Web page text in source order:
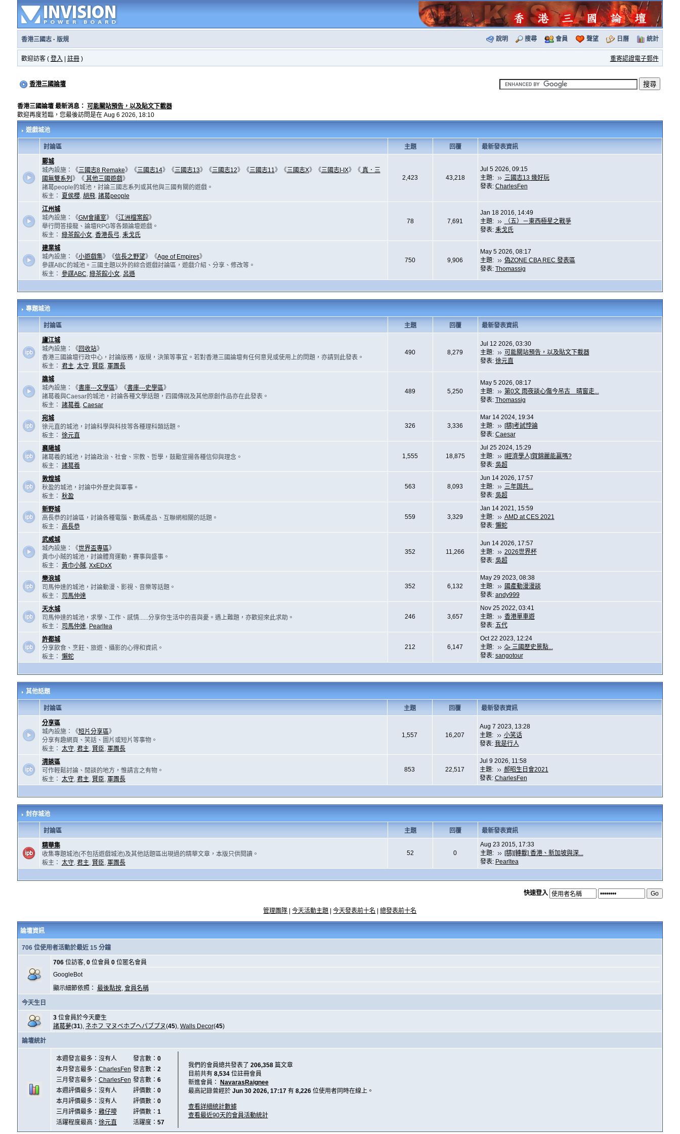
香港三國志· 版規 說明 搜尋 會員 聲望 日曆 統計
歡迎訪客 ( 登入 註冊) 重寄認證電子郵件
香港三國論壇
香港三國論壇 最新消息： 可能關站預告，以及貼文下載器
歡迎再度蒞臨，您最後訪問是在 Aug 6 2026, 18:10
遊戲城池
討論區 主題 回覆 最新發表資訊
鄴城
城內設施：《三國志8 Remake》《三國志14》《三國志13》《三國志12》《三國志11》《三國志X》《三國志I-IX》《真．三
國無雙系列 》《其他三國遊戲》
諸葛people的城池，討論三國志系列或其他與三國有關的遊戲。
板主：
夏侯櫻, 胡飛, 諸葛people
2,423 43,218
Jul 5 2026, 09:15
主題:
三國志13 幾好玩
發表: CharlesFen
江州城
城內設施：《GM會議室》《江洲檔案館》
舉行問答接龍、論壇RPG等各類論壇遊戲。
板主： 綠茶館小女, 香港長弓, 耒戈氏
78 7,691
Jan 18 2016, 14:49
主題:
（五）－東西極星之戰爭
發表: 耒戈氏
建業城
城內設施：《小遊戲集》《信長之野望》《Age of Empires》
參謀ABC的城池。三國主題以外的綜合遊戲討論區，遊戲介紹、分享、修改等。
板主： 參謀ABC, 綠茶館小女, 呂遜
750 9,906
May 5 2026, 08:17
主題:
偽ZONE CBA REC 發表區
發表: Thomassig
專題城池
討論區 主題 回覆 最新發表資訊
廬江城
城內設施：《回收站》
香港三國論壇行政中心，討論版務，版規，決策等事宜。若對香港三國論壇有任何意見或使用上的問題，亦請到此發表。
板主： 君主, 太守, 賢臣, 軍團長
490 8,279
Jul 12 2026, 03:30
主題:
可能關站預告，以及貼文下載器
發表: 徐元直
譙城
城內設施：《書庫---文學區》《書庫---史學區》
諸葛羲與Caesar的城池，討論各種文學話題，四國傳說及其他原創作品亦在此發表。
板主： 諸葛羲, Caesar
489 5,250
May 5 2026, 08:17
主題:
第0文 雨夜談心傷今吊古 晴窗走...
發表: Thomassig
宛城
徐元直的城池，討論科學與科技等各種理科類話題。
板主： 徐元直
326 3,336
Mar 14 2024, 19:34
主題:
[精]考試悖論
發表: Caesar
襄陽城
諸葛羲的城池，討論政治、社會、宗教、哲學，鼓勵宣揚各種信仰與理念。
板主： 諸葛羲
1,555 18,875
Jul 25 2024, 15:29
主題:
[經濟學人]賀錦麗能贏嗎?
發表: 吳超
敦煌城
秋盈的城池，討論中外歷史與軍事。
板主： 秋盈
563 8,093
Jun 14 2026, 17:57
主題:
三年国共...
發表: 吳超
新野城
高長恭的討論區，討論各種電腦、數碼產品、互聯網相關的話題。
板主：
高長恭
559 3,329
Jan 14 2021, 15:59
主題:
AMD at CES 2021
發表: 懶蛇
武威城
城內設施：《世界盃專區》
黃巾小賊的城池，討論體育運動，賽事與盛事。
板主： 黃巾小賊, XxEDxX
352 11,266
Jun 14 2026, 17:57
主題:
2026世界杯
發表: 吳超
樂浪城
司馬仲達的城池，討論動漫、影視、音樂等話題。
板主：
司馬仲達
352 6,132
May 29 2023, 08:38
主題:
國產動漫漫談
發表: andy999
天水城
司馬仲達的城池，求學、工作、感情......分享你生活中的喜與憂。遇上難題，亦歡迎來此求助。
板主：
司馬仲達, Pearltea
246 3,657
Nov 25 2022, 03:41
主題:
香港單車遊
發表: 五代
許都城
分享飲食、烹飪、旅遊、攝影的心得和資訊。
板主： 懶蛇
212 6,147
Oct 22 2023, 12:24
主題:
🥳 三國歷史景點...
發表: sangotour
其他話題
討論區 主題 回覆 最新發表資訊
分享區
城內設施：《短片分享區》
分享有趣網頁、笑話、圖片或短片等事物。
板主： 太守, 君主, 賢臣, 軍團長
1,557 16,207
Aug 7 2023, 13:28
主題:
小笑话
發表: 我是行人
清談區
可作輕鬆討論、閒談的地方，惟請言之有物。
板主： 太守, 君主, 賢臣, 軍團長
853 22,517
Jul 9 2026, 11:58
主題:
郝昭生日會2021
發表: CharlesFen
封存城池
討論區 主題 回覆 最新發表資訊
精華集
收集專題城池(不包括遊戲城池)及其他話題區出現過的精華文章，本版只供閱讀。
板主： 太守, 君主, 賢臣, 軍團長
52 0
Aug 23 2015, 17:33
主題:
[精][轉載] 香港、新加坡與深...
發表: Pearltea
快速登入
管理團隊 |今天活動主題 |今天發表前十名 |總發表前十名
論壇資訊
706 位使用者活動於最近 15 分鐘
706位訪客, 0位會員 0位匿名會員
GoogleBot
顯示細節依照： 最後點按, 會員名稱
今天生日
3位會員於今天慶生
諸葛夢(31), ネホフ マヌベホプヘパブプヌ(45), Walls Decor(45)
論壇統計
本週發言最多：沒有人 發言數： 0
本月發言最多： CharlesFen 發言數： 2
三月發言最多： CharlesFen 發言數： 6
本週評價最多：沒有人
評價數： 0
本月評價最多：沒有人
評價數： 0
三月評價最多： 雞仔嘜 評價數： 1
活躍程度最高： 徐元直 活躍度： 57
我們的會員總共發表了 206,358篇文章
目前共有 8,534位註冊會員
新進會員： NavarasRaignee
最高記錄曾經於 Jun 30 2026, 17:17 有 8,226位使用者同時在線上。
查看詳細統計數據
查看最近90天的會員活動統計